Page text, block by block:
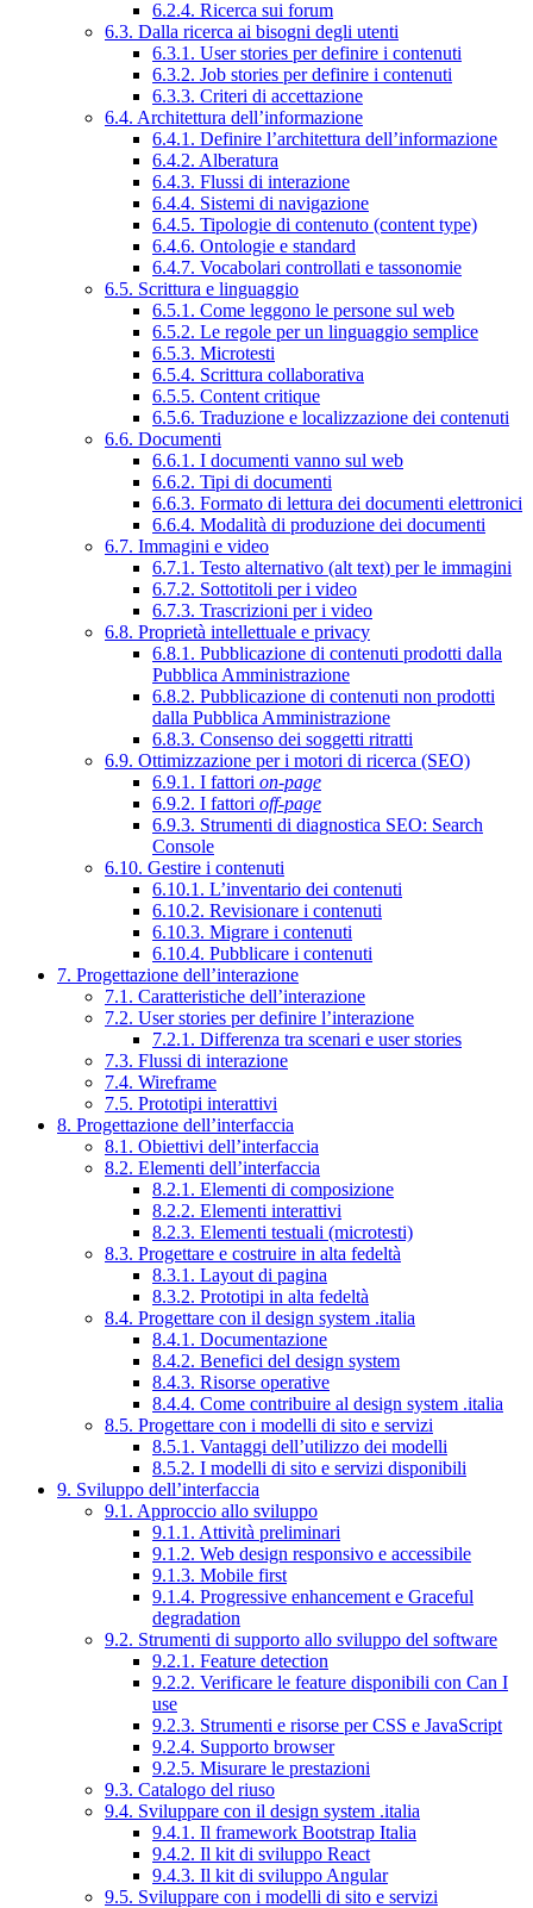
6.2.4. Ricerca sui forum
6.3. Dalla ricerca ai bisogni degli utenti
6.3.1. User stories per definire i contenuti
6.3.2. Job stories per definire i contenuti
6.3.3. Criteri di accettazione
6.4. Architettura dell’informazione
6.4.1. Definire l’architettura dell’informazione
6.4.2. Alberatura
6.4.3. Flussi di interazione
6.4.4. Sistemi di navigazione
6.4.5. Tipologie di contenuto (content type)
6.4.6. Ontologie e standard
6.4.7. Vocabolari controllati e tassonomie
6.5. Scrittura e linguaggio
6.5.1. Come leggono le persone sul web
6.5.2. Le regole per un linguaggio semplice
6.5.3. Microtesti
6.5.4. Scrittura collaborativa
6.5.5. Content critique
6.5.6. Traduzione e localizzazione dei contenuti
6.6. Documenti
6.6.1. I documenti vanno sul web
6.6.2. Tipi di documenti
6.6.3. Formato di lettura dei documenti elettronici
6.6.4. Modalità di produzione dei documenti
6.7. Immagini e video
6.7.1. Testo alternativo (alt text) per le immagini
6.7.2. Sottotitoli per i video
6.7.3. Trascrizioni per i video
6.8. Proprietà intellettuale e privacy
6.8.1. Pubblicazione di contenuti prodotti dalla
Pubblica Amministrazione
6.8.2. Pubblicazione di contenuti non prodotti
dalla Pubblica Amministrazione
6.8.3. Consenso dei soggetti ritratti
6.9. Ottimizzazione per i motori di ricerca (SEO)
6.9.1. I fattori on-page
6.9.2. I fattori off-page
6.9.3. Strumenti di diagnostica SEO: Search
Console
6.10. Gestire i contenuti
6.10.1. L’inventario dei contenuti
6.10.2. Revisionare i contenuti
6.10.3. Migrare i contenuti
6.10.4. Pubblicare i contenuti
7. Progettazione dell’interazione
7.1. Caratteristiche dell’interazione
7.2. User stories per definire l’interazione
7.2.1. Differenza tra scenari e user stories
7.3. Flussi di interazione
7.4. Wireframe
7.5. Prototipi interattivi
8. Progettazione dell’interfaccia
8.1. Obiettivi dell’interfaccia
8.2. Elementi dell’interfaccia
8.2.1. Elementi di composizione
8.2.2. Elementi interattivi
8.2.3. Elementi testuali (microtesti)
8.3. Progettare e costruire in alta fedeltà
8.3.1. Layout di pagina
8.3.2. Prototipi in alta fedeltà
8.4. Progettare con il design system .italia
8.4.1. Documentazione
8.4.2. Benefici del design system
8.4.3. Risorse operative
8.4.4. Come contribuire al design system .italia
8.5. Progettare con i modelli di sito e servizi
8.5.1. Vantaggi dell’utilizzo dei modelli
8.5.2. I modelli di sito e servizi disponibili
9. Sviluppo dell’interfaccia
9.1. Approccio allo sviluppo
9.1.1. Attività preliminari
9.1.2. Web design responsivo e accessibile
9.1.3. Mobile first
9.1.4. Progressive enhancement e Graceful
degradation
9.2. Strumenti di supporto allo sviluppo del software
9.2.1. Feature detection
9.2.2. Verificare le feature disponibili con Can I
use
9.2.3. Strumenti e risorse per CSS e JavaScript
9.2.4. Supporto browser
9.2.5. Misurare le prestazioni
9.3. Catalogo del riuso
9.4. Sviluppare con il design system .italia
9.4.1. Il framework Bootstrap Italia
9.4.2. Il kit di sviluppo React
9.4.3. Il kit di sviluppo Angular
9.5. Sviluppare con i modelli di sito e servizi